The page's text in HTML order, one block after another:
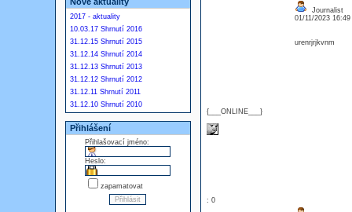
2017 - aktuality
10.03.17 Shrnutí 2016
31.12.15 Shrnutí 2015
31.12.14 Shrnutí 2014
31.12.13 Shrnutí 2013
31.12.12 Shrnutí 2012
31.12.11 Shrnutí 2011
31.12.10 Shrnutí 2010
Přihlášení
Přihlašovací jméno:
Heslo:
zapamatovat
{___ONLINE___}
Journalist
01/11/2023
urenrjrjkvnm
: 0